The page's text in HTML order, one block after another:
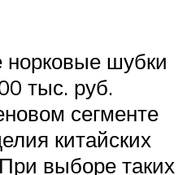
шубки
тыс. руб.
сегменте
китайских
выборе таких